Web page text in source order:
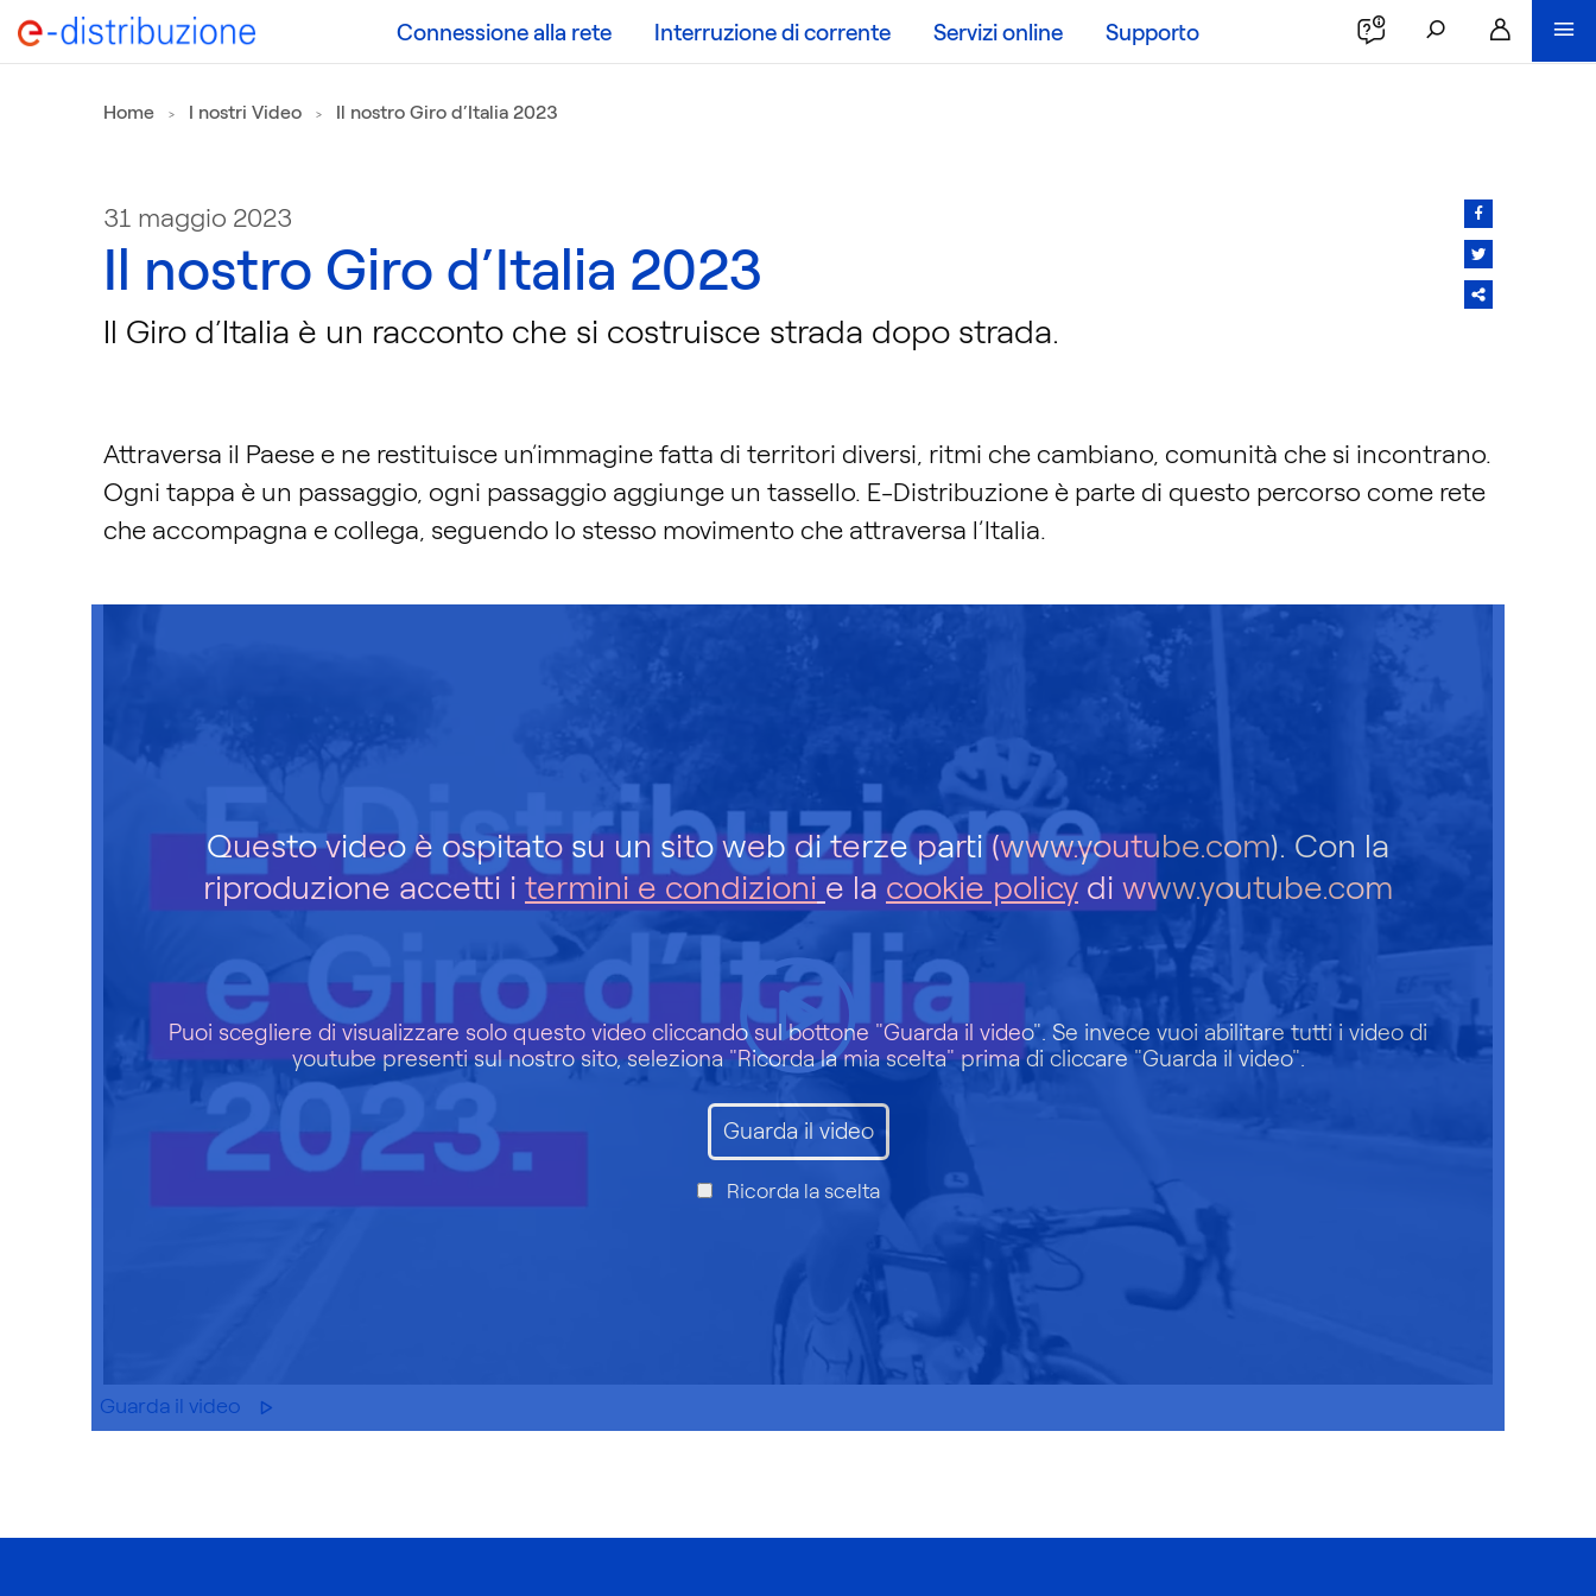
Connessione alla rete Interruzione di corrente Servizi online Supporto
Home I nostri Video Il nostro Giro d’Italia 2023
31 maggio 2023
Il nostro Giro d’Italia 2023
Il Giro d’Italia è un racconto che si costruisce strada dopo strada.
Attraversa il Paese e ne restituisce un’immagine fatta di territori diversi, ritmi che cambiano, comunità che si incontrano.
Ogni tappa è un passaggio, ogni passaggio aggiunge un tassello. E-Distribuzione è parte di questo percorso come rete
che accompagna e collega, seguendo lo stesso movimento che attraversa l’Italia.
Questo video è ospitato su un sito web di terze parti (www.youtube.com). Con la
riproduzione accetti i termini e condizioni e lacookie policydi www.youtube.com
Puoi scegliere di visualizzare solo questo video cliccando sul bottone "Guarda il video". Se invece vuoi abilitare tutti i video di
youtube presenti sul nostro sito, seleziona "Ricorda la mia scelta" prima di cliccare "Guarda il video".
Guarda il video
Ricorda la scelta
Guarda il video